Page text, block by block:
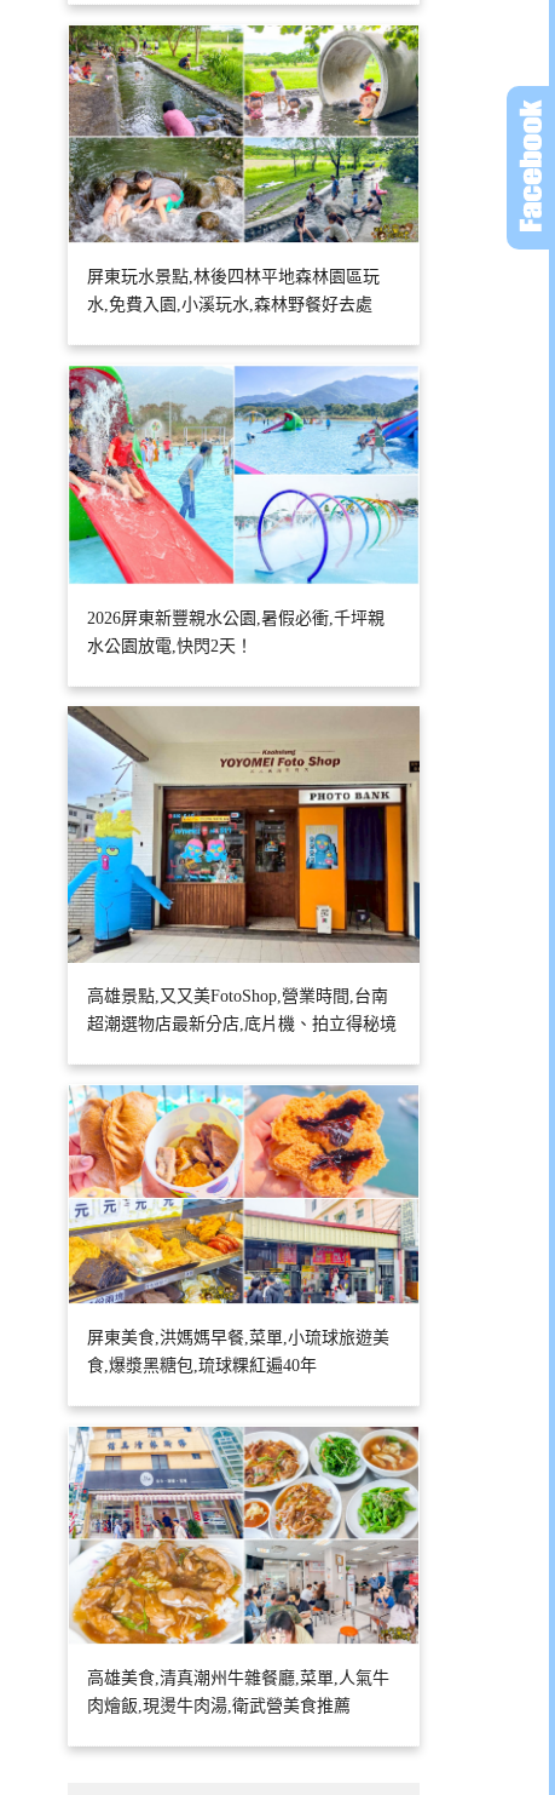
屏東玩水景點,林後四林平地森林園區玩
水,免費入園,小溪玩水,森林野餐好去處
2026屏東新豐親水公園,暑假必衝,千坪親
水公園放電,快閃2天！
高雄景點,又又美FotoShop,營業時間,台南
超潮選物店最新分店,底片機、拍立得秘境
屏東美食,洪媽媽早餐,菜單,小琉球旅遊美
食,爆漿黑糖包,琉球粿紅遍40年
高雄美食,清真潮州牛雜餐廳,菜單,人氣牛
肉燴飯,現燙牛肉湯,衛武營美食推薦